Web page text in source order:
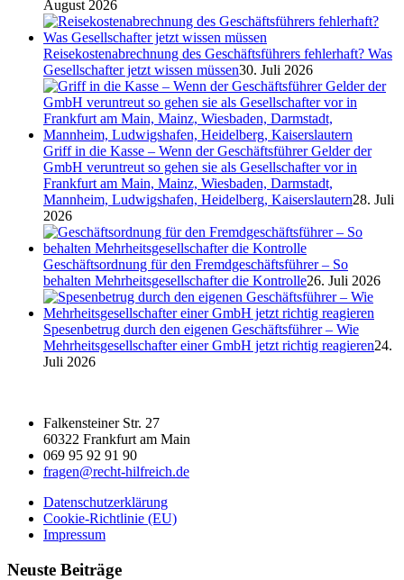
August 2026
Reisekostenabrechnung des Geschäftsführers fehlerhaft? Was
Gesellschafter jetzt wissen müssen30. Juli 2026
Griff in die Kasse – Wenn der Geschäftsführer Gelder der
GmbH veruntreut so gehen sie als Gesellschafter vor in
Frankfurt am Main, Mainz, Wiesbaden, Darmstadt,
Mannheim, Ludwigshafen, Heidelberg, Kaiserslautern28. Juli
2026
Geschäftsordnung für den Fremdgeschäftsführer – So
behalten Mehrheitsgesellschafter die Kontrolle26. Juli 2026
Spesenbetrug durch den eigenen Geschäftsführer – Wie
Mehrheitsgesellschafter einer GmbH jetzt richtig reagieren24.
Juli 2026
Falkensteiner Str. 27
60322 Frankfurt am Main
069 95 92 91 90
fragen@recht-hilfreich.de
Datenschutzerklärung
Cookie-Richtlinie (EU)
Impressum
Neuste Beiträge